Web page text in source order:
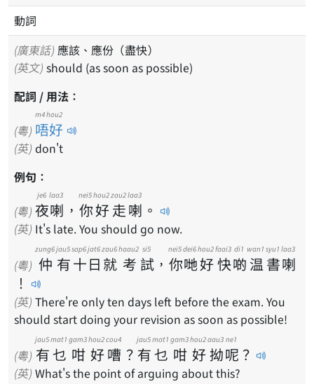
動詞
(廣東話) 應該、應份（盡快）
(英文) should (as soon as possible)
配詞 / 用法：
(粵) 唔好
m4 hou2
(英) don't
例句：
(粵) 夜
je6
喇
laa3
， 你
nei5
好
hou2
走
zau2
喇
laa3
。
(英) It's late. You should go now.
(粵) 仲
zung6
有
jau5
十
sap6
日
jat6
就
zau6
考
haau2
試
si5
， 你
nei5
哋
dei6
好
hou2
快
faai3
啲
di1
温
wan1
書
syu1
喇
laa3
！
(英) There're only ten days left before the exam. You
should start doing your revision as soon as possible!
(粵) 有
jau5
乜
mat1
咁
gam3
好
hou2
嘈
cou4
？ 有
jau5
乜
mat1
咁
gam3
好
hou2
拗
aau3
呢
ne1
？
(英) What's the point of arguing about this?